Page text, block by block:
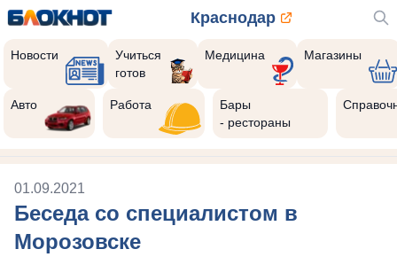
Краснодар
Новости
Учиться
готов
Медицина Магазины
Авто Работа
Бары
- рестораны
01.09.2021
Беседа со специалистом в
Морозовске